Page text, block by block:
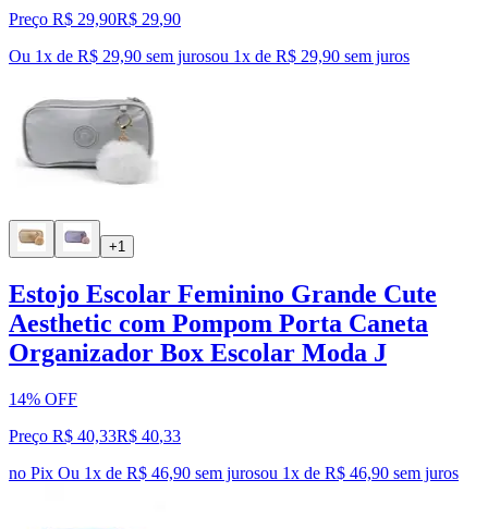
Preço R$ 29,90R$ 29,90
Ou 1x de R$ 29,90 sem jurosou 1x de R$ 29,90 sem juros
+1
Estojo Escolar Feminino Grande Cute
Aesthetic com Pompom Porta Caneta
Organizador Box Escolar Moda J
14% OFF
Preço R$ 40,33R$ 40,33
no Pix Ou 1x de R$ 46,90 sem jurosou 1x de R$ 46,90 sem juros